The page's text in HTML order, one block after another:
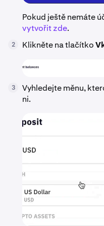
Pokud ještě nemáte
vytvořit zde.
2 Klikněte na tlačítko
3
Vyhledejte měnu,
ni.